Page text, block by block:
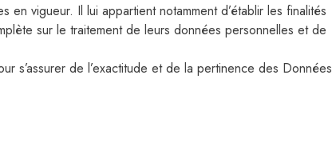
vigueur. Il lui appartient notamment d’établir les finalités
sur le traitement de leurs données personnelles et de
s’assurer de l’exactitude et de la pertinence des Données